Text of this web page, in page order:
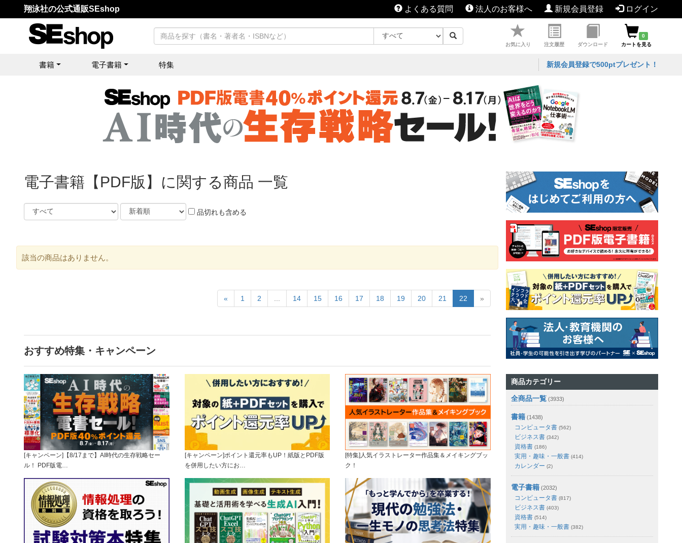
翔泳社の公式通販SEshop よくある質問 法人のお客様へ 新規会員登録 ログイン
お気に入り 注文履歴 ダウンロード
0
カートを見る
書籍 電子書籍 特集 新規会員登録で500ptプレゼント！
電子書籍【PDF版】に関する商品 一覧
品切れも含める
該当の商品はありません。
« 1 2 14 15 16 17 18 19 20 21 22 »
おすすめ特集・キャンペーン
[キャンペーン]【8/17まで】AI時代の生存戦略セー
ル！ PDF版電…
[キャンペーン]ポイント還元率もUP！紙版とPDF版
を併用したい方にお…
[特集]人気イラストレーター作品集＆メイキングブッ
ク！
商品カテゴリー
全商品一覧 (3933)
書籍 (1438)
コンピュータ書 (562)
ビジネス書 (342)
資格書 (186)
実用・趣味・一般書 (414)
カレンダー (2)
電子書籍 (2032)
コンピュータ書 (817)
ビジネス書 (403)
資格書 (514)
実用・趣味・一般書 (382)